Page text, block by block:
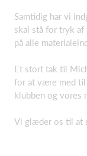
Samtidig har vi
skal stå for tryk
på alle
Et stort tak til
for at være med til
klubben og vores
Vi glæder os til at